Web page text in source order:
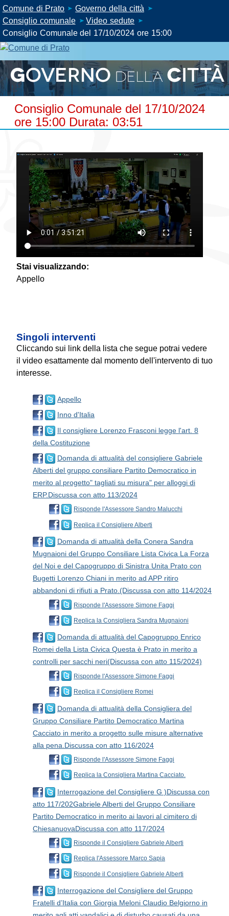
Comune di Prato
Governo della città
Consiglio comunale
Video sedute
Consiglio Comunale del 17/10/2024 ore 15:00
Consiglio Comunale del 17/10/2024
ore 15:00 Durata: 03:51
Stai visualizzando:
Appello
Singoli interventi
Cliccando sui link della lista che segue potrai vedere
il video esattamente dal momento dell'intervento di tuo
interesse.
Appello
Inno d'Italia
Il consigliere Lorenzo Frasconi legge l'art. 8
della Costituzione
Domanda di attualità del consigliere Gabriele
Alberti del gruppo consiliare Partito Democratico in
merito al progetto" tagliati su misura" per alloggi di
ERP.Discussa con atto 113/2024
Risponde l'Assessore Sandro Malucchi
Replica il Consigliere Alberti
Domanda di attualità della Conera Sandra
Mugnaioni del Gruppo Consiliare Lista Civica La Forza
del Noi e del Capogruppo di Sinistra Unita Prato con
Bugetti Lorenzo Chiani in merito ad APP ritiro
abbandoni di rifiuti a Prato.(Discussa con atto 114/2024
Risponde l'Assessore Simone Faggi
Replica la Consigliera Sandra Mugnaioni
Domanda di attualità del Capogruppo Enrico
Romei della Lista Civica Questa è Prato in merito a
controlli per sacchi neri(Discussa con atto 115/2024)
Risponde l'Assessore Simone Faggi
Replica il Consigliere Romei
Domanda di attualità della Consigliera del
Gruppo Consiliare Partito Democratico Martina
Cacciato in merito a progetto sulle misure alternative
alla pena.Discussa con atto 116/2024
Risponde l'Assessore Simone Faggi
Replica la Consigliera Martina Cacciato.
Interrogazione del Consigliere G )Discussa con
atto 117/202Gabriele Alberti del Gruppo Consiliare
Partito Democratico in merito ai lavori al cimitero di
ChiesanuovaDiscussa con atto 117/2024
Risponde il Consigliere Gabriele Alberti
Replica l'Assessore Marco Sapia
Risponde il Consigliere Gabriele Alberti
Interrogazione del Consigliere del Gruppo
Fratelli d’Italia con Giorgia Meloni Claudio Belgiorno in